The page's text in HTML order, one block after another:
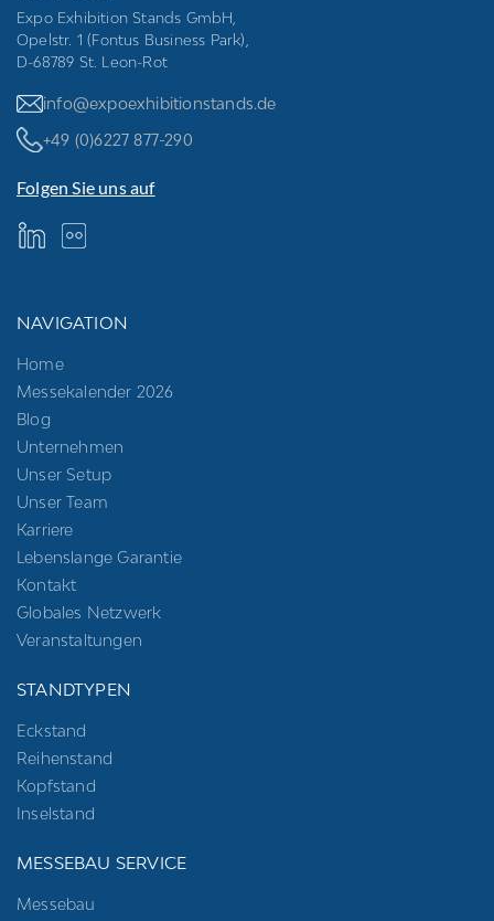
Expo Exhibition Stands GmbH,
Opelstr. 1 (Fontus Business Park),
D-68789 St. Leon-Rot
info@expoexhibitionstands.de
+49 (0)6227 877-290
Folgen Sie uns auf
NAVIGATION
Home
Messekalender 2026
Blog
Unternehmen
Unser Setup
Unser Team
Karriere
Lebenslange Garantie
Kontakt
Globales Netzwerk
Veranstaltungen
STANDTYPEN
Eckstand
Reihenstand
Kopfstand
Inselstand
MESSEBAU SERVICE
Messebau